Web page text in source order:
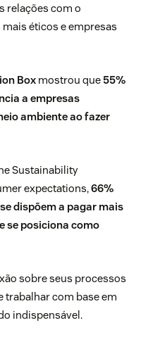
relações com o
éticos e empresas
Box mostrou que 55%
a empresas
ambiente ao fazer
Sustainability
expectations,66%
dispõem a pagar mais
se posiciona como
sobre seus processos
trabalhar com base em
indispensável.